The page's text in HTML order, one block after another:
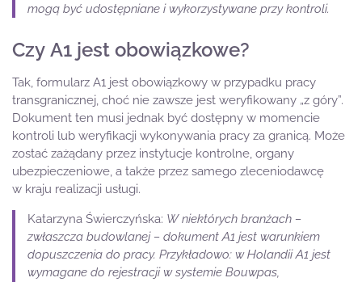
mogą być udostępniane i wykorzystywane przy kontroli.
Czy A1 jest obowiązkowe?
Tak, formularz A1 jest obowiązkowy w przypadku pracy
transgranicznej, choć nie zawsze jest weryfikowany „z góry”.
Dokument ten musi jednak być dostępny w momencie
kontroli lub weryfikacji wykonywania pracy za granicą. Może
zostać zażądany przez instytucje kontrolne, organy
ubezpieczeniowe, a także przez samego zleceniodawcę
w kraju realizacji usługi.
Katarzyna Świerczyńska: W niektórych branżach –
zwłaszcza budowlanej – dokument A1 jest warunkiem
dopuszczenia do pracy. Przykładowo: w Holandii A1 jest
wymagane do rejestracji w systemie Bouwpas,